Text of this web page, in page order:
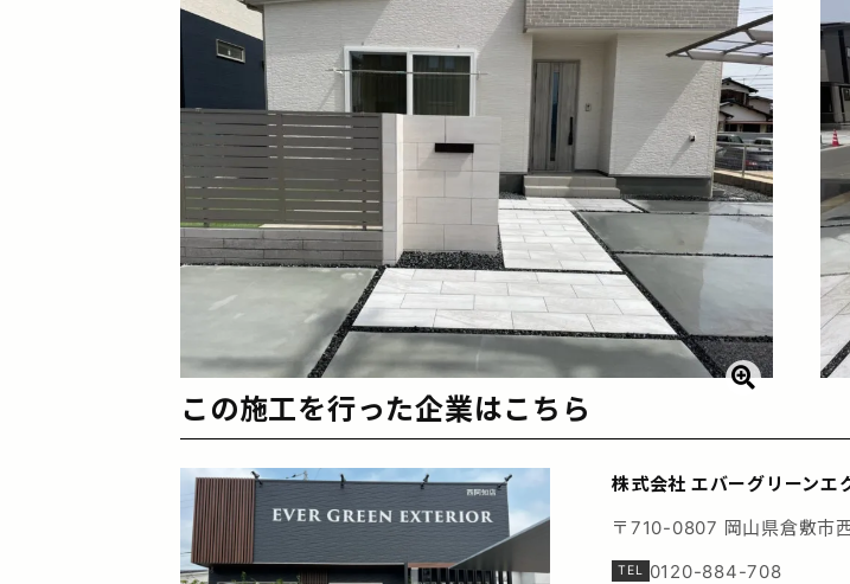
この施工を行った企業はこちら
株式会社 エバーグリーンエ
〒710-0807 岡山県倉敷市
0120-884-708